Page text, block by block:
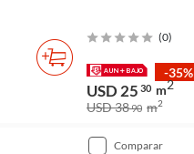
(0)
-35%
USD 25 30 m2
USD 3890 m2
comparar